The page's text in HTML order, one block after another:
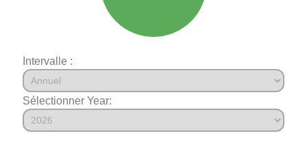
Intervalle :
Sélectionner Year: